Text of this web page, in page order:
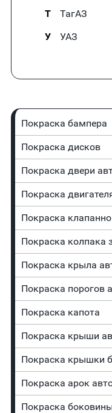
Т
ТагАЗ
У
УАЗ
Покраска бампера
Покраска дисков
Покраска двери
Покраска
Покраска
Покраска колпака
Покраска крыла
Покраска порогов
Покраска капота
Покраска крыши
Покраска крышки
Покраска арок
Покраска